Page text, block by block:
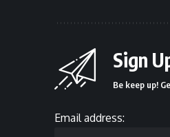
Sign
Be keep up!
Email address: